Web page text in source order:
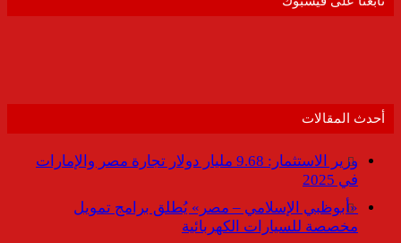
أحدث المقالات
وزير الاستثمار: 9.68 مليار دولار تجارة مصر والإمارات
في 2025
«أبوظبي الإسلامي – مصر» يُطلق برامج تمويل
مخصصة للسيارات الكهربائية